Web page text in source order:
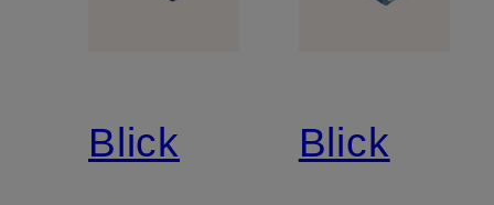
Blick
Blick